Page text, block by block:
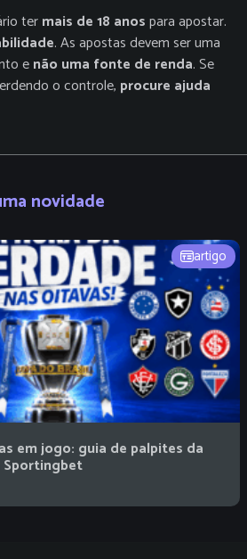
termais de 18 anospara apostar.
. As apostas devem ser uma
enão uma fonte de renda. Se
o controle, procure ajuda
novidade
artigo
em jogo: guia de palpites da
Sportingbet